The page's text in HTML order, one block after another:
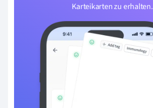
Karteikarten zu erhalten.